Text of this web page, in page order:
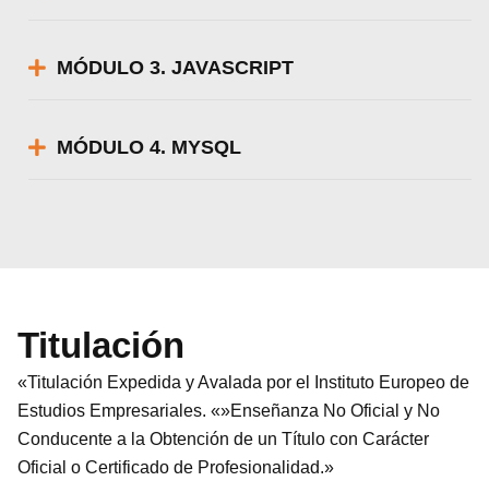
MÓDULO 3. JAVASCRIPT
MÓDULO 4. MYSQL
Titulación
«Titulación Expedida y Avalada por el Instituto Europeo de
Estudios Empresariales. «»Enseñanza No Oficial y No
Conducente a la Obtención de un Título con Carácter
Oficial o Certificado de Profesionalidad.»